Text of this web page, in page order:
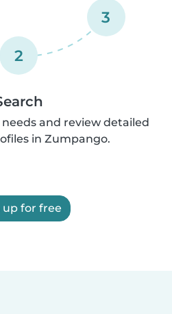
2
3
and review detailed
in Zumpango.
up for free